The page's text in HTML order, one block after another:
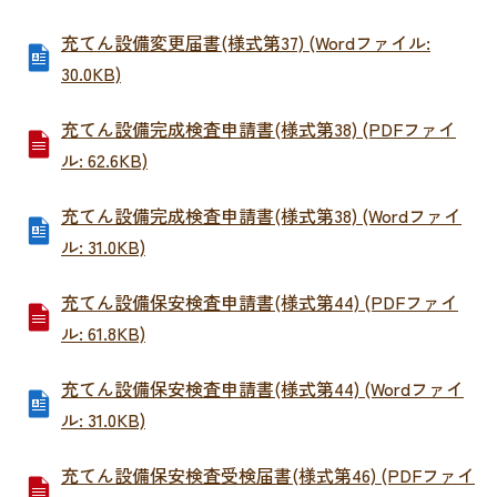
充てん設備変更届書(様式第37) (Wordファイル:
30.0KB)
充てん設備完成検査申請書(様式第38) (PDFファイ
ル: 62.6KB)
充てん設備完成検査申請書(様式第38) (Wordファイ
ル: 31.0KB)
充てん設備保安検査申請書(様式第44) (PDFファイ
ル: 61.8KB)
充てん設備保安検査申請書(様式第44) (Wordファイ
ル: 31.0KB)
充てん設備保安検査受検届書(様式第46) (PDFファイ